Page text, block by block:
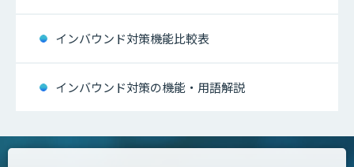
インバウンド対策機能比較表
インバウンド対策の機能・用語解説